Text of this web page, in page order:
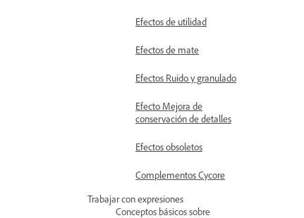
Efectos de utilidad
Efectos de mate
Efectos Ruido y granulado
Efecto Mejora de
conservación de detalles
Efectos obsoletos
Complementos Cycore
Trabajar con expresiones
Conceptos básicos sobre